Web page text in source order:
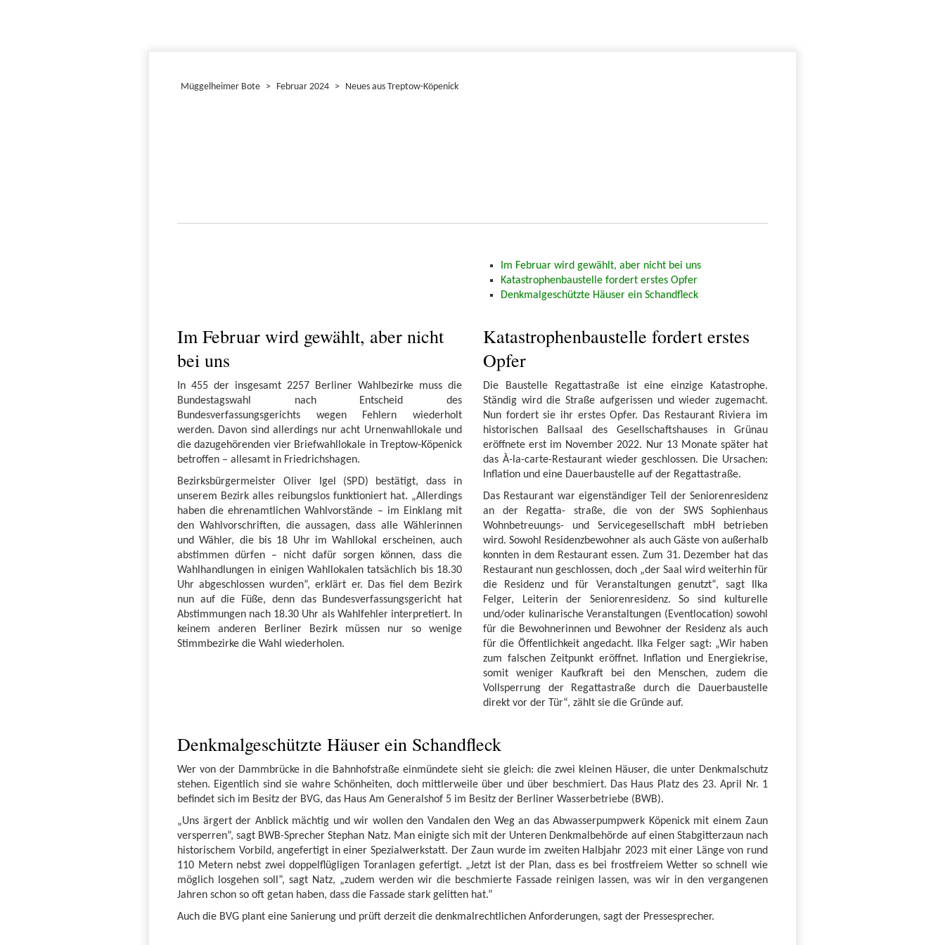
Müggelheimer Bote > Februar 2024 > Neues aus Treptow-Köpenick
Im Februar wird gewählt, aber nicht bei uns
Katastrophenbaustelle fordert erstes Opfer
Denkmalgeschützte Häuser ein Schandfleck
Im Februar wird gewählt, aber nicht
bei uns
In 455 der insgesamt 2257 Berliner Wahlbezirke muss die
Bundestagswahl nach Entscheid des
Bundesverfassungsgerichts wegen Fehlern wiederholt
werden. Davon sind allerdings nur acht Urnenwahllokale und
die dazugehörenden vier Briefwahllokale in Treptow-Köpenick
betroffen – allesamt in Friedrichshagen.
Bezirksbürgermeister Oliver Igel (SPD) bestätigt, dass in
unserem Bezirk alles reibungslos funktioniert hat. „Allerdings
haben die ehrenamtlichen Wahlvorstände – im Einklang mit
den Wahlvorschriften, die aussagen, dass alle Wählerinnen
und Wähler, die bis 18 Uhr im Wahllokal erscheinen, auch
abstimmen dürfen – nicht dafür sorgen können, dass die
Wahlhandlungen in einigen Wahllokalen tatsächlich bis 18.30
Uhr abgeschlossen wurden”, erklärt er. Das fiel dem Bezirk
nun auf die Füße, denn das Bundesverfassungsgericht hat
Abstimmungen nach 18.30 Uhr als Wahlfehler interpretiert. In
keinem anderen Berliner Bezirk müssen nur so wenige
Stimmbezirke die Wahl wiederholen.
Katastrophenbaustelle fordert erstes
Opfer
Die Baustelle Regattastraße ist eine einzige Katastrophe.
Ständig wird die Straße aufgerissen und wieder zugemacht.
Nun fordert sie ihr erstes Opfer. Das Restaurant Riviera im
historischen Ballsaal des Gesellschaftshauses in Grünau
eröffnete erst im November 2022. Nur 13 Monate später hat
das À-la-carte-Restaurant wieder geschlossen. Die Ursachen:
Inflation und eine Dauerbaustelle auf der Regattastraße.
Das Restaurant war eigenständiger Teil der Seniorenresidenz
an der Regatta- straße, die von der SWS Sophienhaus
Wohnbetreuungs- und Servicegesellschaft mbH betrieben
wird. Sowohl Residenzbewohner als auch Gäste von außerhalb
konnten in dem Restaurant essen. Zum 31. Dezember hat das
Restaurant nun geschlossen, doch „der Saal wird weiterhin für
die Residenz und für Veranstaltungen genutzt“, sagt Ilka
Felger, Leiterin der Seniorenresidenz. So sind kulturelle
und/oder kulinarische Veranstaltungen (Eventlocation) sowohl
für die Bewohnerinnen und Bewohner der Residenz als auch
für die Öffentlichkeit angedacht. Ilka Felger sagt: „Wir haben
zum falschen Zeitpunkt eröffnet. Inflation und Energiekrise,
somit weniger Kaufkraft bei den Menschen, zudem die
Vollsperrung der Regattastraße durch die Dauerbaustelle
direkt vor der Tür“, zählt sie die Gründe auf.
Denkmalgeschützte Häuser ein Schandfleck
Wer von der Dammbrücke in die Bahnhofstraße einmündete sieht sie gleich: die zwei kleinen Häuser, die unter Denkmalschutz
stehen. Eigentlich sind sie wahre Schönheiten, doch mittlerweile über und über beschmiert. Das Haus Platz des 23. April Nr. 1
befindet sich im Besitz der BVG, das Haus Am Generalshof 5 im Besitz der Berliner Wasserbetriebe (BWB).
„Uns ärgert der Anblick mächtig und wir wollen den Vandalen den Weg an das Abwasserpumpwerk Köpenick mit einem Zaun
versperren”, sagt BWB-Sprecher Stephan Natz. Man einigte sich mit der Unteren Denkmalbehörde auf einen Stabgitterzaun nach
historischem Vorbild, angefertigt in einer Spezialwerkstatt. Der Zaun wurde im zweiten Halbjahr 2023 mit einer Länge von rund
110 Metern nebst zwei doppelflügligen Toranlagen gefertigt. „Jetzt ist der Plan, dass es bei frostfreiem Wetter so schnell wie
möglich losgehen soll”, sagt Natz, „zudem werden wir die beschmierte Fassade reinigen lassen, was wir in den vergangenen
Jahren schon so oft getan haben, dass die Fassade stark gelitten hat.”
Auch die BVG plant eine Sanierung und prüft derzeit die denkmalrechtlichen Anforderungen, sagt der Pressesprecher.